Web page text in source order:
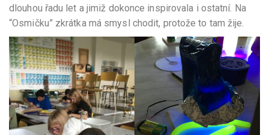
dlouhou řadu let a jimiž dokonce inspirovala i ostatní. Na
“Osmičku” zkrátka má smysl chodit, protože to tam žije.